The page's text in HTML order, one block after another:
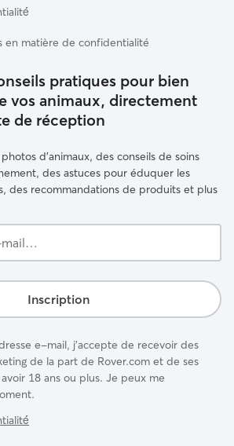
en matière de confidentialité
pratiques pour bien
vos animaux, directement
de réception
d'animaux, des conseils de soins
des astuces pour éduquer les
des recommandations de produits et plus
Inscription
e-mail, j'accepte de recevoir des
de la part de Rover.com et de ses
18 ans ou plus. Je peux me